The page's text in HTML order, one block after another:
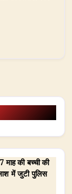
माह की बच्ची की
में जुटी पुलिस